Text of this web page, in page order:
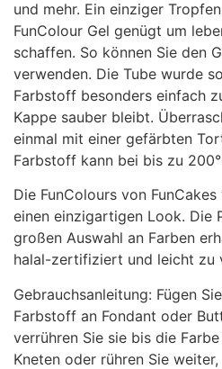
und mehr. Ein einziger
FunColour Gel genügt um
schaffen. So können Sie den
verwenden. Die Tube wurde
Farbstoff besonders einfach
Kappe sauber bleibt.
einmal mit einer gefärbten
Farbstoff kann bei bis zu
Die FunColours von
einen einzigartigen Look. Die
großen Auswahl an Farben
halal-zertifiziert und leicht zu
Gebrauchsanleitung: Fügen
Farbstoff an Fondant oder
verrühren Sie sie bis die
Kneten oder rühren Sie